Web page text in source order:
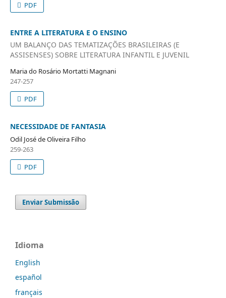
PDF
ENTRE A LITERATURA E O ENSINO
UM BALANÇO DAS TEMATIZAÇÕES BRASILEIRAS (E
ASSISENSES) SOBRE LITERATURA INFANTIL E JUVENIL
Maria do Rosário Mortatti Magnani
247-257
PDF
NECESSIDADE DE FANTASIA
Odil José de Oliveira Filho
259-263
PDF
Enviar Submissão
Idioma
English
español
français